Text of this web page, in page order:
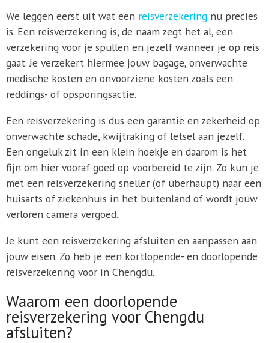
We leggen eerst uit wat een reisverzekeringnu precies
is. Een reisverzekering is, de naam zegt het al, een
verzekering voor je spullen en jezelf wanneer je op reis
gaat. Je verzekert hiermee jouw bagage, onverwachte
medische kosten en onvoorziene kosten zoals een
reddings- of opsporingsactie.
Een reisverzekering is dus een garantie en zekerheid op
onverwachte schade, kwijtraking of letsel aan jezelf.
Een ongeluk zit in een klein hoekje en daarom is het
fijn om hier vooraf goed op voorbereid te zijn. Zo kun je
met een reisverzekering sneller (of überhaupt) naar een
huisarts of ziekenhuis in het buitenland of wordt jouw
verloren camera vergoed.
Je kunt een reisverzekering afsluiten en aanpassen aan
jouw eisen. Zo heb je een kortlopende- en doorlopende
reisverzekering voor in Chengdu.
Waarom een doorlopende
reisverzekering voor Chengdu
afsluiten?